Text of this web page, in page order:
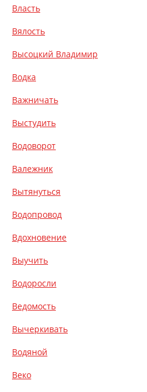
Власть
Вялость
Высоцкий Владимир
Водка
Важничать
Выстудить
Водоворот
Валежник
Вытянуться
Водопровод
Вдохновение
Выучить
Водоросли
Ведомость
Вычеркивать
Водяной
Веко